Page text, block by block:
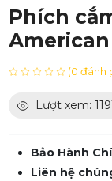
Phích
(0 đánh
Lượt xem:
Bảo Hành
Liên hệ